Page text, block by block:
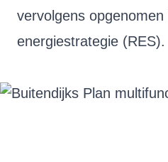
vervolgens
energiestrategie (RES).